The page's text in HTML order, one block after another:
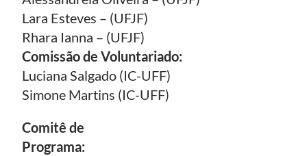
Lara Esteves – (UFJF)
Rhara Ianna – (UFJF)
Comissão de Voluntariado:
Luciana Salgado (IC-UFF)
Simone Martins (IC-UFF)
Comitê de
Programa: